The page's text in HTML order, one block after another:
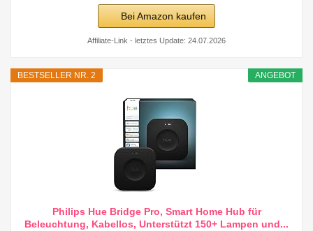
Bei Amazon kaufen
Affiliate-Link - letztes Update: 24.07.2026
ANGEBOT
BESTSELLER NR. 2
Philips Hue Bridge Pro, Smart Home Hub für
Beleuchtung, Kabellos, Unterstützt 150+ Lampen und...